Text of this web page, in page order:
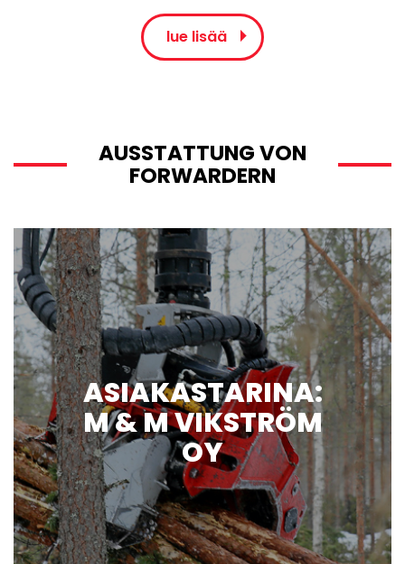
lue lisää
AUSSTATTUNG VON
FORWARDERN
ASIAKASTARINA:
M & M VIKSTRÖM
OY